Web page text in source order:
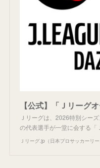
Ｊリーグは、2026特別シー
の代表選手が一堂に会する「
Ｊリーグ.jp（日本プロサッカーリー